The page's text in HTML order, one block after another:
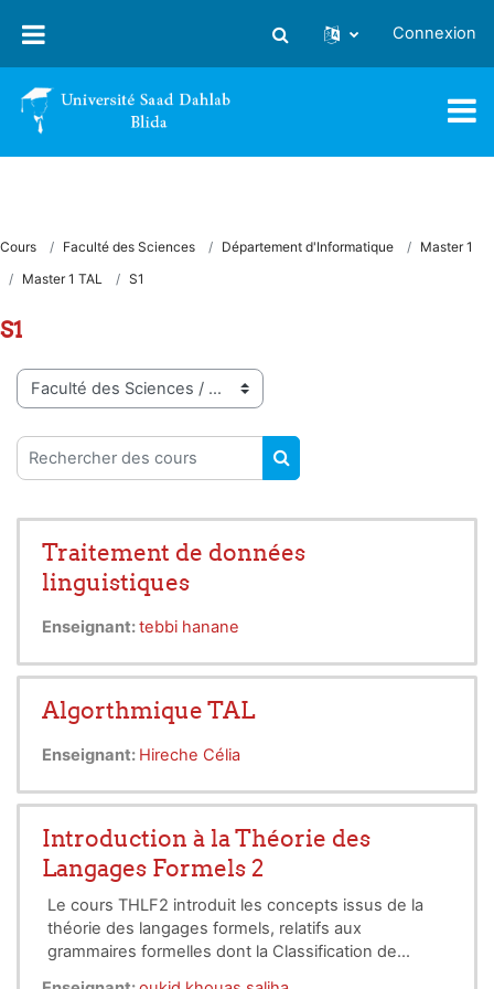
Activer/désactiver la saisie
Connexion
Cours Faculté des Sciences Département d'Informatique
Master 1
Master 1 TAL
S1
S1
Catégories de cours
Rechercher des cours
RECHERCHER DES
Traitement de données
linguistiques
Enseignant:tebbi hanane
Algorthmique TAL
Enseignant: Hireche Célia
Introduction à la Théorie des
Langages Formels 2
Le cours THLF2 introduit les concepts issus de la
théorie des langages formels, relatifs aux
grammaires formelles dont la Classification de